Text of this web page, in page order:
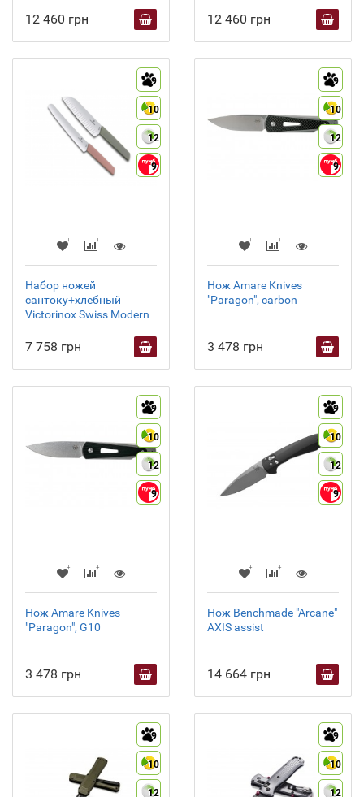
12 460 грн 12 460 грн
9
10
12
9
Набор ножей
сантоку+хлебный
Victorinox Swiss Modern
7 758 грн
9
10
12
9
Нож Amare Knives
"Paragon", carbon
3 478 грн
9
10
12
9
Нож Amare Knives
"Paragon", G10
3 478 грн
9
10
12
9
Нож Benchmade "Arcane"
AXIS assist
14 664 грн
9
10
12
9
10
12